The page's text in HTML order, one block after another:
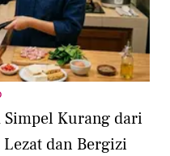
Simpel Kurang dari
dan Bergizi